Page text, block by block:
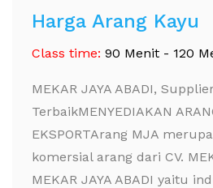
Harga Arang Kayu
Class time: 90 Menit - 120
MEKAR JAYA ABADI,
TerbaikMENYEDIAKAN
EKSPORTArang MJA
komersial arang dari CV.
MEKAR JAYA ABADI yaitu